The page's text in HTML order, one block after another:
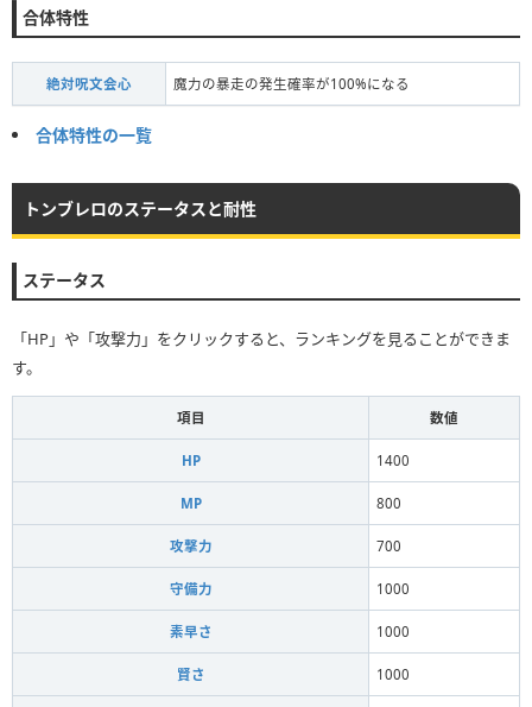
合体特性
絶対呪文会心 魔力の暴走の発生確率が100%になる
合体特性の一覧
トンブレロのステータスと耐性
ステータス
「HP」や「攻撃力」をクリックすると、ランキングを見ることができま
す。
項目 数値
HP 1400
MP 800
攻撃力 700
守備力 1000
素早さ 1000
賢さ 1000